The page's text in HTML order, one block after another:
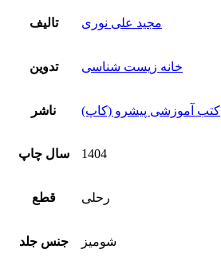
تالیف مجید علی نوری
تدوین خانه زیست شناسی
ناشر کتب آموزشی پیشرو (کاپ)
سال چاپ 1404
قطع رحلی
جنس جلد شومیز